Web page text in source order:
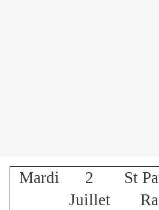
Mardi
2
Juillet
St